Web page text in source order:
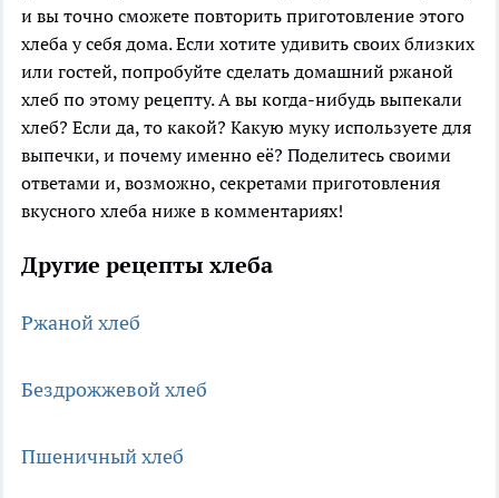
и вы точно сможете повторить приготовление этого
хлеба у себя дома. Если хотите удивить своих близких
или гостей, попробуйте сделать домашний ржаной
хлеб по этому рецепту. А вы когда-нибудь выпекали
хлеб? Если да, то какой? Какую муку используете для
выпечки, и почему именно её? Поделитесь своими
ответами и, возможно, секретами приготовления
вкусного хлеба ниже в комментариях!
Другие рецепты хлеба
Ржаной хлеб
Бездрожжевой хлеб
Пшеничный хлеб